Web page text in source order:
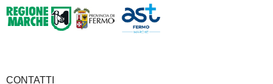
CONTATTI